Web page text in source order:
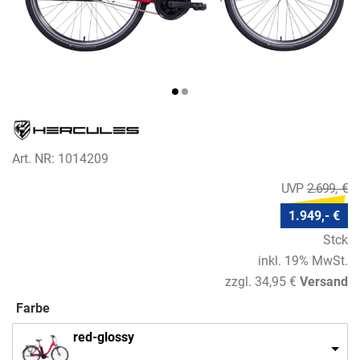
Art. NR: 1014209
2.699,- €
1.949,- €
Stck
inkl. 19% MwSt.
zzgl. 34,95 € Versand
Farbe
red-glossy